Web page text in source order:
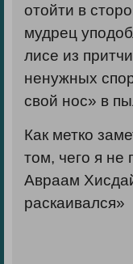
отойти в
мудрец
лисе из
ненужных
свой нос» в
Как метко
том, чего я не
Авраам
раскаивался»